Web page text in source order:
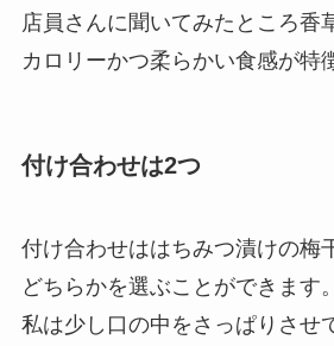
店員さんに聞いてみたところ香
カロリーかつ柔らかい食感が特
付け合わせは2つ
付け合わせははちみつ漬けの梅
どちらかを選ぶことができます。
私は少し口の中をさっぱりさせ